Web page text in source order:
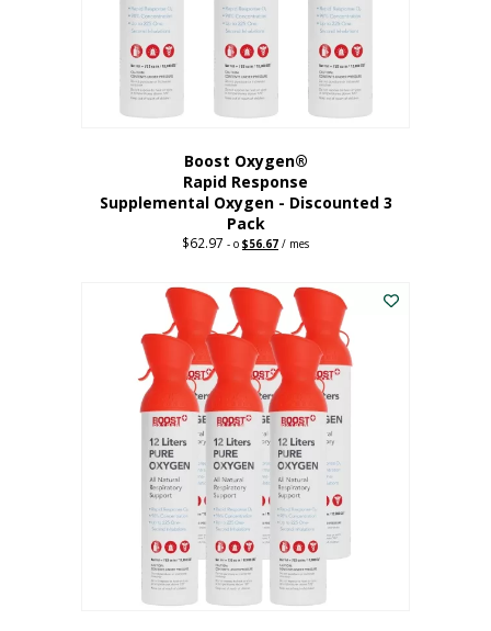
Boost Oxygen®
Rapid Response
Supplemental Oxygen - Discounted 3
Pack
$62.97 - o Precio
dólares.
$56.67 El
56,67
dólares.
/ mes